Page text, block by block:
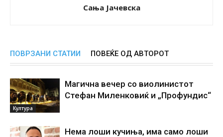
Сања Јачевска
ПОВРЗАНИ СТАТИИ ПОВЕЌЕ ОД АВТОРОТ
Култура
Магична вечер со виолинистот
Стефан Миленковиќ и „Профундис“
Нема лоши кучиња, има само лоши